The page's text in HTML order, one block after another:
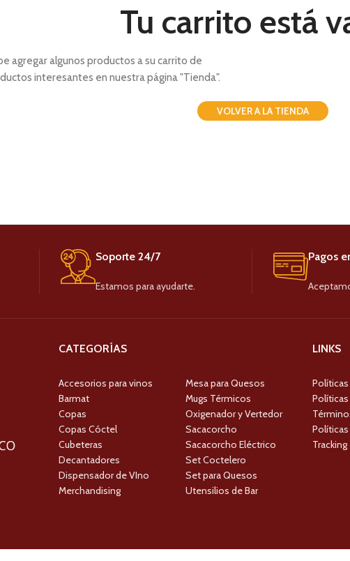
Tu carrito está
agregar algunos productos a su carrito de
interesantes en nuestra página "Tienda".
VOLVER A LA TIENDA
Soporte 24/7
Estamos para ayudarte.
Pagos
CATEGORÍAS
Accesorios para vinos
Barmat
Copas
Copas Cóctel
Cubeteras
Decantadores
Dispensador de VIno
Merchandising
Mesa para Quesos
Mugs Térmicos
Oxigenador y Vertedor
Sacacorcho
Sacacorcho Eléctrico
Set Coctelero
Set para Quesos
Utensilios de Bar
LINKS
Políticas
Tracking